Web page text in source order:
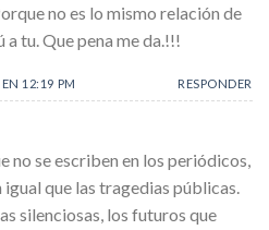
no es lo mismo relación de
a tu. Que pena me da.!!!
12:19 PM RESPONDER
no se escriben en los periódicos,
igual que las tragedias públicas.
silenciosas, los futuros que